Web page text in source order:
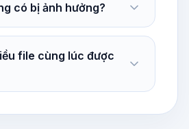
có bị ảnh hưởng?
file cùng lúc được